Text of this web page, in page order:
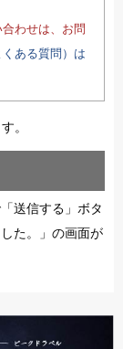
わせは、お問
ある質問）は
。
送信する」ボタ
た。」の画面が